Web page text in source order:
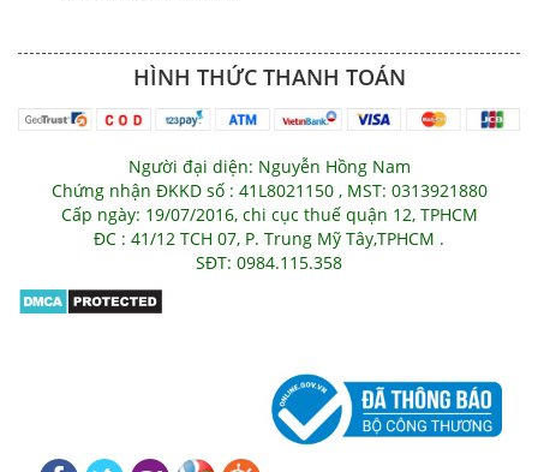
HÌNH THỨC THANH TOÁN
Người đại diện: Nguyễn Hồng Nam
Chứng nhận ĐKKD số : 41L8021150 , MST: 0313921880
Cấp ngày: 19/07/2016, chi cục thuế quận 12, TPHCM
ĐC : 41/12 TCH 07, P. Trung Mỹ Tây,TPHCM .
SĐT: 0984.115.358